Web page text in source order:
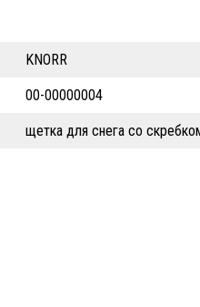
KNORR
00-00000004
щетка для снега со